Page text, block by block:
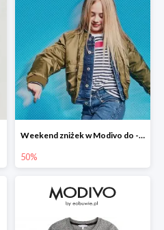
Weekend zniżek w Modivo do -50%
50%